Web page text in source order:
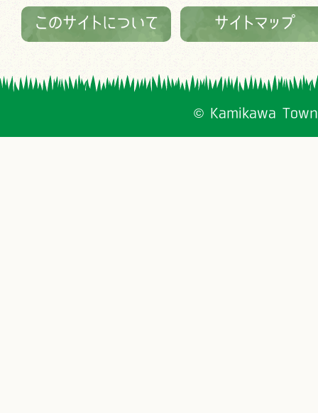
このサイトについて サイトマップ
© Kamikawa Town